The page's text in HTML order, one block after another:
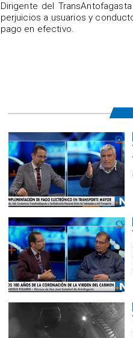
​Dirigente del
perjuicios a usuarios y
pago en efectivo.